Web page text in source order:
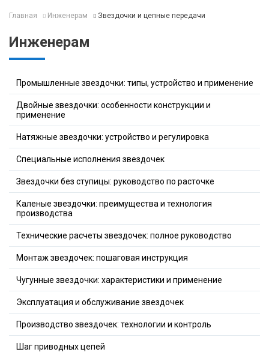
Главная Инженерам Звездочки и цепные передачи
Инженерам
Промышленные звездочки: типы, устройство и применение
Двойные звездочки: особенности конструкции и
применение
Натяжные звездочки: устройство и регулировка
Специальные исполнения звездочек
Звездочки без ступицы: руководство по расточке
Каленые звездочки: преимущества и технология
производства
Технические расчеты звездочек: полное руководство
Монтаж звездочек: пошаговая инструкция
Чугунные звездочки: характеристики и применение
Эксплуатация и обслуживание звездочек
Производство звездочек: технологии и контроль
Шаг приводных цепей